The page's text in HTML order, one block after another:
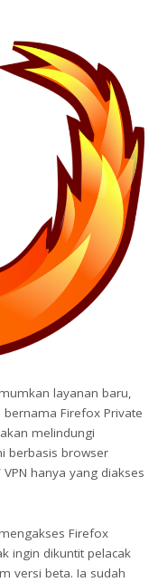
layanan baru,
bernama Firefox Private
melindungi
berbasis browser
hanya yang diakses
Firefox
ingin dikuntit pelacak
versi beta. Ia sudah